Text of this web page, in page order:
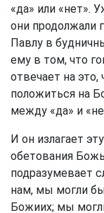
«да» или «нет».
они продолжали
Павлу в
ему в том, что
отвечает на
положиться на
между «да» и
И он излагает
обетования
подразумевает
нам, мы могли
Божиих; мы